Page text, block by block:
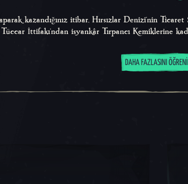
kazandığınız itibar, Hırsızlar Denizi'nin
Tüccar İttifakı'ndan isyankâr Tırpancı Kemiklerine
DAHA FAZLASINI